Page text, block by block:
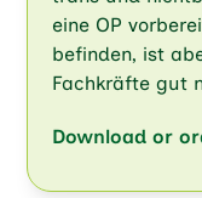
eine OP
befinden, ist
Fachkräfte gut
Download or